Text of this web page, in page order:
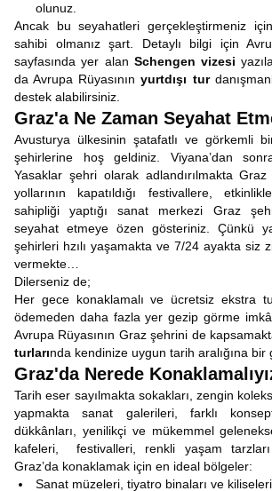
olunuz.
Ancak bu seyahatleri gerçekleştirmeniz
sahibi olmanız şart. Detaylı bilgi için
sayfasında yer alan Schengen vizesi
da Avrupa Rüyasınınyurtdışı tur
destek alabilirsiniz.
Graz'a Ne Zaman Seyahat
Avusturya ülkesinin şatafatlı ve görkemli
şehirlerine hoş geldiniz. Viyana’dan
Yasaklar şehri olarak adlandırılmakta
yollarının kapatıldığı festivallere,
sahipliği yaptığı sanat merkezi Graz
seyahat etmeye özen gösteriniz. Çünkü
şehirleri hzılı yaşamakta ve 7/24 ayakta siz
vermekte…
Dilerseniz de;
Her gece konaklamalı ve ücretsiz ekstra
ödemeden daha fazla yer gezip görme
Avrupa Rüyasının Graz şehrini de
turlarında kendinize uygun tarih aralığına bir
Graz'da Nerede
Tarih eser sayılmakta sokakları, zengin
yapmakta sanat galerileri, farklı
dükkânları, yenilikçi ve mükemmel
kafeleri, festivalleri, renkli yaşam
Graz’da konaklamak için en ideal bölgeler:
Sanat müzeleri, tiyatro binaları ve